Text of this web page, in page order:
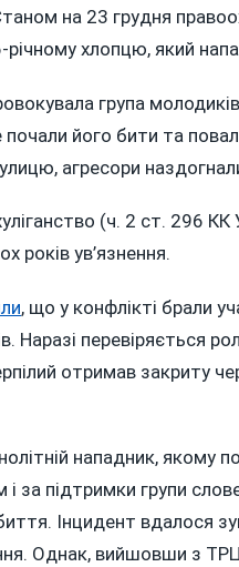
не
зарізали
на 23 грудня
хлопцю, який
група
почали його бити та
агресори
(ч. 2 ст. 296
років ув’язнення.
, що у конфлікті брали
Наразі перевіряється
отримав закриту
нападник, якому
за підтримки групи
Інцидент вдалося
Однак, вийшовши з